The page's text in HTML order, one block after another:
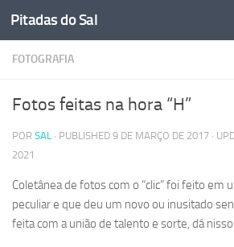
Skip to content
Pitadas do Sal
FOTOGRAFIA
Fotos feitas na hora “H”
POR SAL · PUBLISHED 9 DE MARÇO DE 2017 ·
2021
Coletânea de fotos com o “clic” foi feito em
peculiar e que deu um novo ou inusitado
feita com a união de talento e sorte, dá